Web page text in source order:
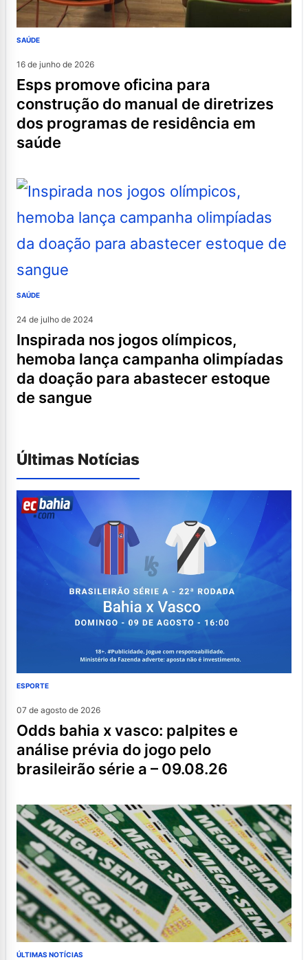
SAÚDE
16 de junho de 2026
esps promove oficina para
construção do manual de diretrizes
dos programas de residência em
saúde
SAÚDE
24 de julho de 2024
inspirada nos jogos olímpicos,
hemoba lança campanha olimpíadas
da doação para abastecer estoque
de sangue
Últimas Notícias
ESPORTE
07 de agosto de 2026
odds bahia x vasco: palpites e
análise prévia do jogo pelo
brasileirão série a – 09.08.26
ÚLTIMAS NOTÍCIAS